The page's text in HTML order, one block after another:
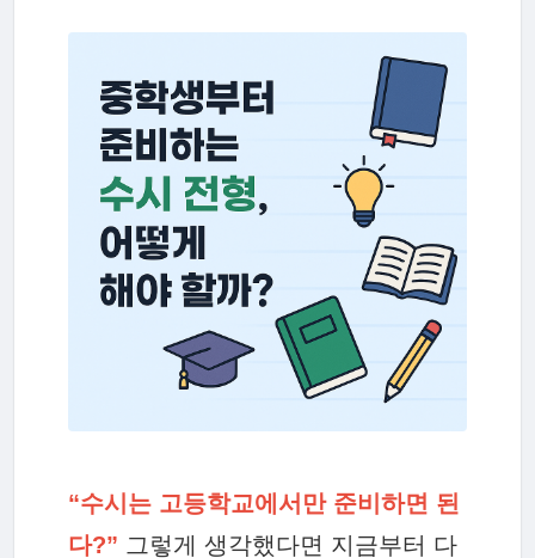
“수시는 고등학교에서만 준비하면 된
다?” 그렇게 생각했다면 지금부터 다